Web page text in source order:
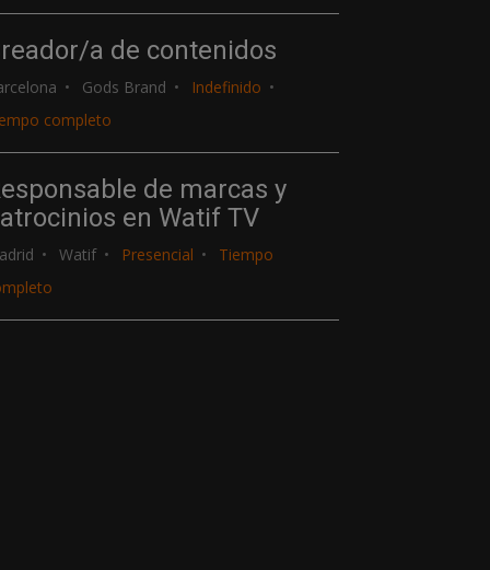
a de contenidos
Gods Brand
Indefinido
completo
de marcas y
en Watif TV
Watif Presencial
Tiempo